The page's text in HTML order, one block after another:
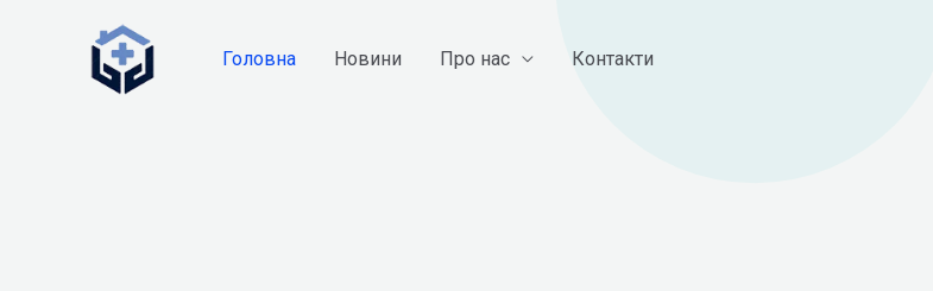
Головна Новини Про нас Контакти